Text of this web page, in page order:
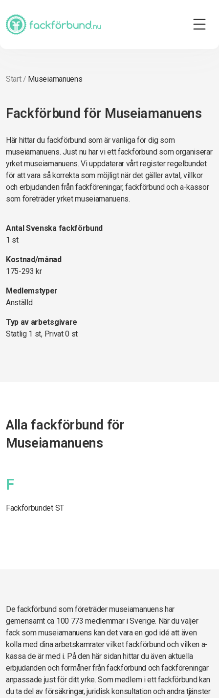
Start/ Museiamanuens
Fackförbund för Museiamanuens
Här hittar du fackförbund som är vanliga för dig som
museiamanuens. Just nu har vi ett fackförbund som organiserar
yrket museiamanuens. Vi uppdaterar vårt register regelbundet
för att vara så korrekta som möjligt när det gäller avtal, villkor
och erbjudanden från fackföreningar, fackförbund och a-kassor
som företräder yrket museiamanuens.
Antal Svenska fackförbund
1 st
Kostnad/månad
175-293 kr
Medlemstyper
Anställd
Typ av arbetsgivare
Statlig 1 st, Privat 0 st
Alla fackförbund för
Museiamanuens
F
Fackförbundet ST
De fackförbund som företräder museiamanuens har
gemensamt ca 100 773 medlemmar i Sverige. När du väljer
fack som museiamanuens kan det vara en god idé att även
kolla med dina arbetskamrater vilket fackförbund och vilken a-
kassa de är med i. På den här sidan hittar du även aktuella
erbjudanden och förmåner från fackförbund och fackföreningar
anpassade just för ditt yrke. Som medlem i ett fackförbund kan
du ta del av försäkringar, juridisk konsultation och andra tjänster